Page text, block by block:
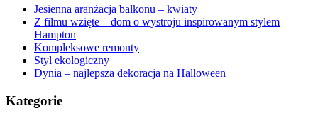
Jesienna aranżacja balkonu – kwiaty
Z filmu wzięte – dom o wystroju inspirowanym stylem
Hampton
Kompleksowe remonty
Styl ekologiczny
Dynia – najlepsza dekoracja na Halloween
Kategorie